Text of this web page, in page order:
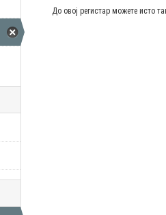
До овој регистар можете исто